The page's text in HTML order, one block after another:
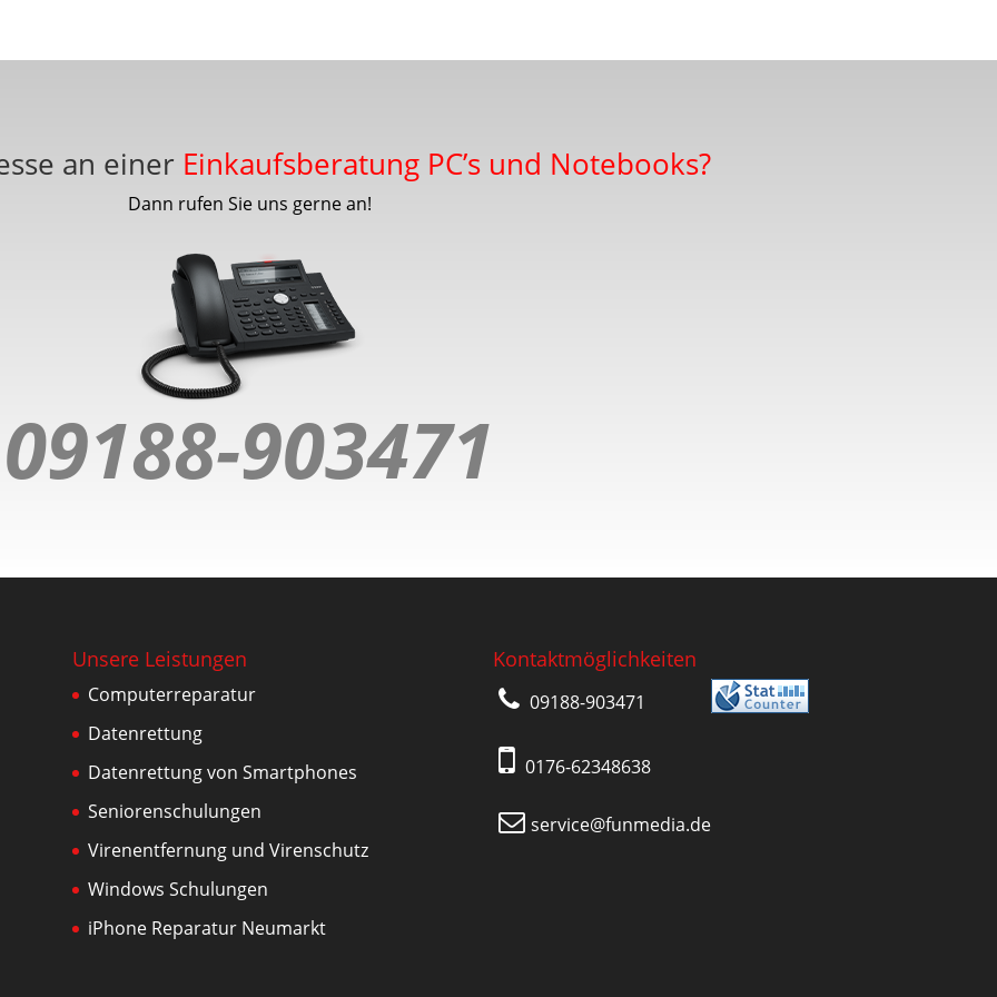
an einer Einkaufsberatung PC’s und Notebooks?
Dann rufen Sie uns gerne an!
09188-903471
Unsere Leistungen
Computerreparatur
Datenrettung
Datenrettung von Smartphones
Seniorenschulungen
Virenentfernung und Virenschutz
Windows Schulungen
iPhone Reparatur Neumarkt
Kontaktmöglichkeiten
09188-903471
0176-62348638
service@funmedia.de